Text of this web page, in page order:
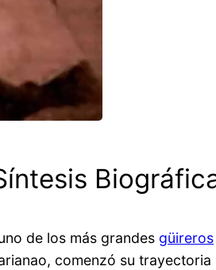
de los más grandes güireros
comenzó su